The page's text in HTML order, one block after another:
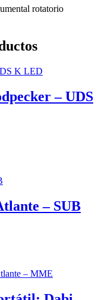
rotatorio
– UDS
– SUB